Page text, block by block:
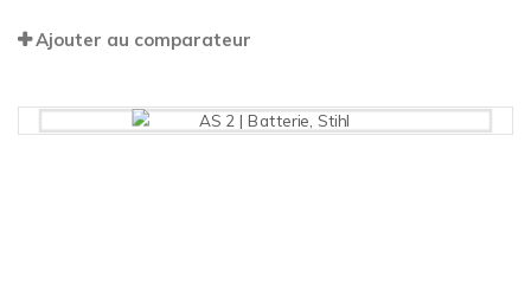
Ajouter au comparateur